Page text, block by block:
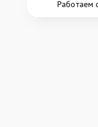
Работаем